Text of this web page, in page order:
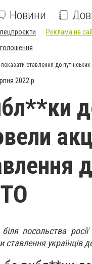
Новини
Реклама на
ставлення до
2022 р.
посольства
ставлення українців